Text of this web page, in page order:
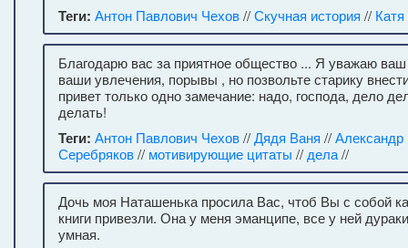
Теги: Антон Павлович Чехов//Скучная история // Катя
Благодарю вас за приятное общество ... Я уважаю
ваши увлечения, порывы , но позвольте старику
привет только одно замечание: надо, господа, дело
делать!
Теги: Антон Павлович Чехов//Дядя Ваня //
Серебряков// мотивирующие цитаты // дела//
Дочь моя Наташенька просила Вас, чтоб Вы с собой
книги привезли. Она у меня эманципе, все у ней
умная.